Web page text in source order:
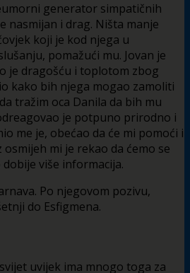
generator simpatičnih
nasmijan i drag. Ništa manje
koji je kod njega u
pomažući mu. Jovan je
je dragošću i toplotom zbog
kako bih njega mogao zamoliti
tražim oca Danila da bih mu
je potpuno prirodno i
me je, obećao da će mi pomoći i
mi je rekao da ćemo se
više informacija.
Po njegovom pozivu,
do Esfigmena.
uvijek ima mnogo toga za